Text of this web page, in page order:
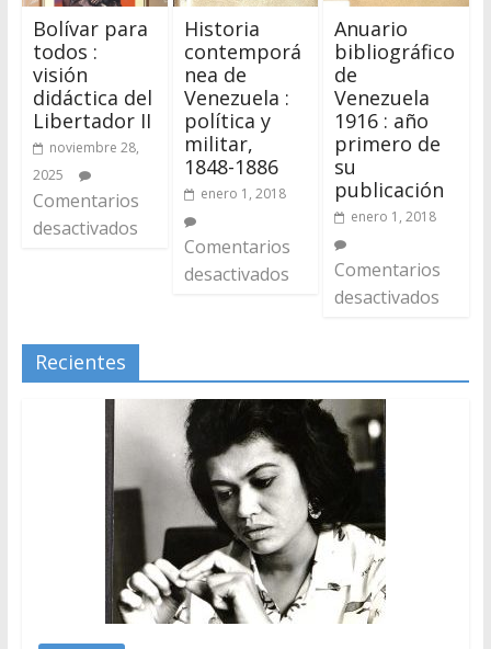
Bolívar para
todos :
visión
didáctica del
Libertador II
noviembre 28,
2025
Comentarios
desactivados
Historia
contemporá
nea de
Venezuela :
política y
militar,
1848-1886
enero 1, 2018
Comentarios
desactivados
Anuario
bibliográfico
de
Venezuela
1916 : año
primero de
su
publicación
enero 1, 2018
Comentarios
desactivados
Recientes